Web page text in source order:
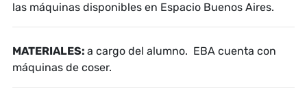
las máquinas disponibles en Espacio Buenos Aires.
MATERIALES: a cargo del alumno. EBA cuenta con
máquinas de coser.